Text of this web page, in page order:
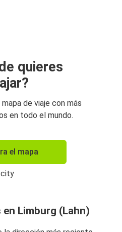
quieres
de viaje con más
en todo el mundo.
el mapa
Limburg (Lahn)